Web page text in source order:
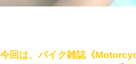
今回は、バイク雑誌《